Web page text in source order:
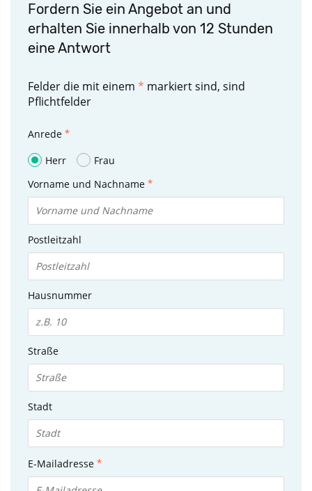
Fordern Sie ein Angebot an und
erhalten Sie innerhalb von 12 Stunden
eine Antwort
Felder die mit einem * markiert sind, sind
Pflichtfelder
Anrede
Herr
Frau
Vorname und Nachname
Postleitzahl
Hausnummer
Straße
Stadt
E-Mailadresse